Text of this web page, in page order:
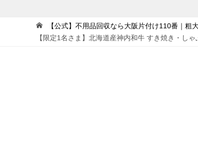
ビ
ゲ
【公式】不用品回収なら大阪片付け110番｜粗
【限定1名さま】北海道産神内和牛 すき焼き・し